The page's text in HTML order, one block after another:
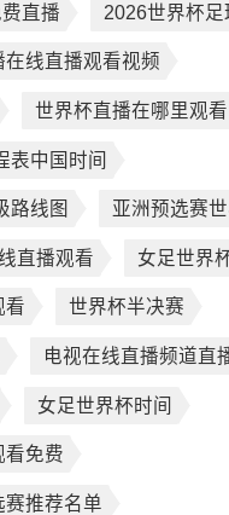
直播 2026世界杯足
在线直播观看视频
世界杯直播在哪里观看
表中国时间
路线图 亚洲预选赛
直播观看 女足世界
看 世界杯半决赛
电视在线直播频道直
女足世界杯时间
看免费
赛推荐名单